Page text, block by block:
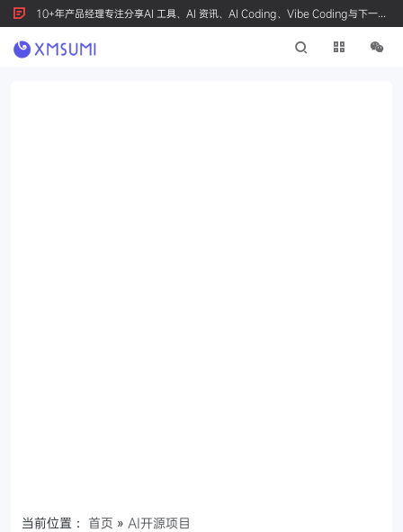
10+年产品经理专注分享AI 工具、AI 资讯、AI Coding、Vibe Coding与下一代
产品创新，按 Ctrl+D 收藏我们
当前位置： 首页 » AI开源项目